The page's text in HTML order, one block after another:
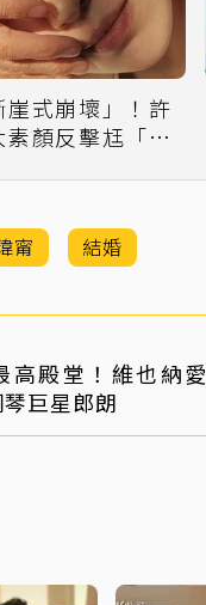
崖式崩壞」！許
顏反擊尪「露
甯 結婚
高殿堂！維也納
巨星郎朗